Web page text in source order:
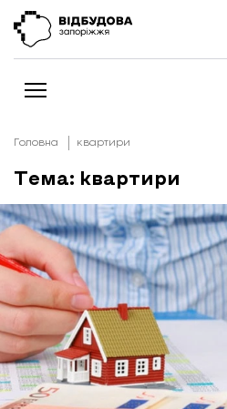
Новини
Відбудова Запоріжжя
Ексклюзив
Бізнес
Шлях додому
Відбудова. Життя
Колонки
Про нас
Редакційна політика
Головна квартири
Тема: квартири